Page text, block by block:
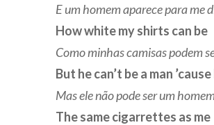
E um homem aparece para me
How white my shirts can be
Como minhas camisas podem
But he can’t be a man
Mas ele não pode ser um
The same cigarrettes as me